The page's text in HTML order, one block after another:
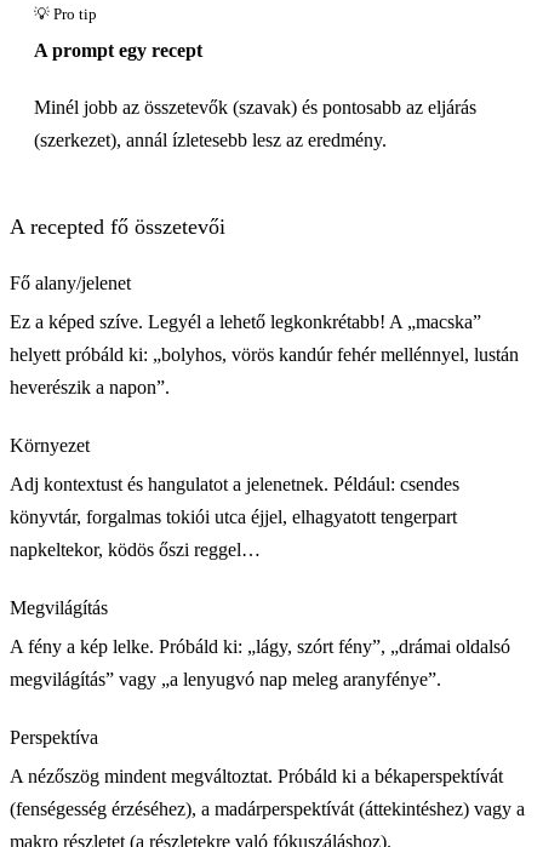
A prompt egy recept
Minél jobb az összetevők (szavak) és pontosabb az eljárás
(szerkezet), annál ízletesebb lesz az eredmény.
A recepted fő összetevői
Fő alany/jelenet
Ez a képed szíve. Legyél a lehető legkonkrétabb! A „macska”
helyett próbáld ki: „bolyhos, vörös kandúr fehér mellénnyel, lustán
heverészik a napon”.
Környezet
Adj kontextust és hangulatot a jelenetnek. Például: csendes
könyvtár, forgalmas tokiói utca éjjel, elhagyatott tengerpart
napkeltekor, ködös őszi reggel…
Megvilágítás
A fény a kép lelke. Próbáld ki: „lágy, szórt fény”, „drámai oldalsó
megvilágítás” vagy „a lenyugvó nap meleg aranyfénye”.
Perspektíva
A nézőszög mindent megváltoztat. Próbáld ki a békaperspektívát
(fenségesség érzéséhez), a madárperspektívát (áttekintéshez) vagy a
makro részletet (a részletekre való fókuszáláshoz).